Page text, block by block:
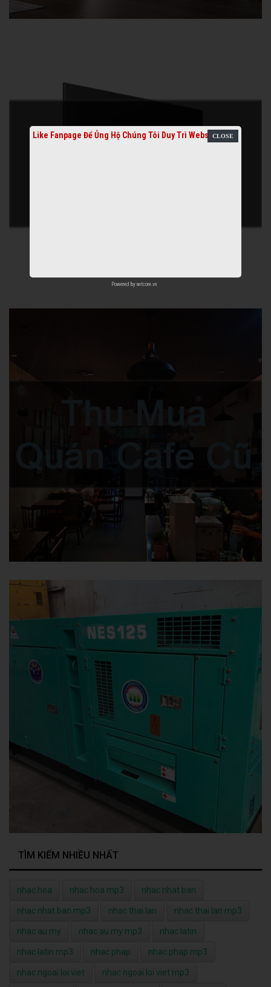
TÌM KIẾM NHIỀU NHẤT
nhac hoa nhac hoa mp3 nhac nhat ban
nhac nhat ban mp3 nhac thai lan nhac thai lan mp3
nhac au my nhac au my mp3 nhac latin
nhac latin mp3 nhac phap nhac phap mp3
nhac ngoai loi viet nhac ngoai loi viet mp3
Like Fanpage Để Ủng Hộ Chúng Tôi Duy Trì Website
Powered by netcore.vn